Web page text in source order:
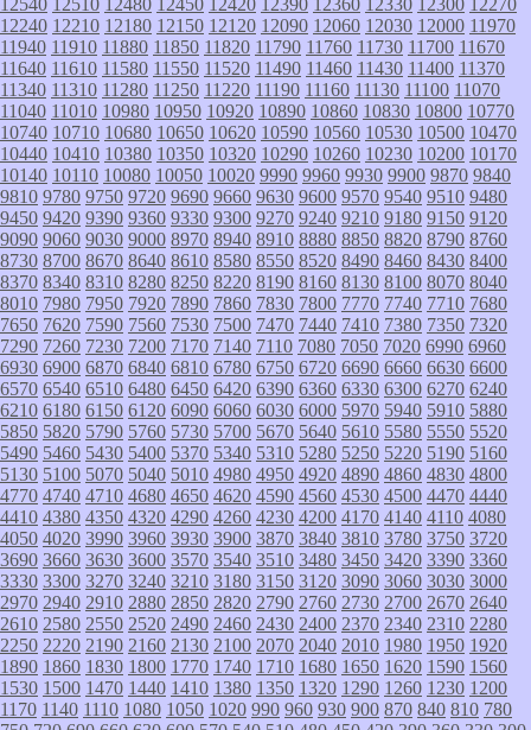
12540 12510 12480 12450 12420 12390 12360 12330 12300 12270
12240 12210 12180 12150 12120 12090 12060 12030 12000 11970
11940 11910 11880 11850 11820 11790 11760 11730 11700 11670
11640 11610 11580 11550 11520 11490 11460 11430 11400 11370
11340 11310 11280 11250 11220 11190 11160 11130 11100 11070
11040 11010 10980 10950 10920 10890 10860 10830 10800 10770
10740 10710 10680 10650 10620 10590 10560 10530 10500 10470
10440 10410 10380 10350 10320 10290 10260 10230 10200 10170
10140 10110 10080 10050 10020 9990 9960 9930 9900 9870 9840
9810 9780 9750 9720 9690 9660 9630 9600 9570 9540 9510 9480
9450 9420 9390 9360 9330 9300 9270 9240 9210 9180 9150 9120
9090 9060 9030 9000 8970 8940 8910 8880 8850 8820 8790 8760
8730 8700 8670 8640 8610 8580 8550 8520 8490 8460 8430 8400
8370 8340 8310 8280 8250 8220 8190 8160 8130 8100 8070 8040
8010 7980 7950 7920 7890 7860 7830 7800 7770 7740 7710 7680
7650 7620 7590 7560 7530 7500 7470 7440 7410 7380 7350 7320
7290 7260 7230 7200 7170 7140 7110 7080 7050 7020 6990 6960
6930 6900 6870 6840 6810 6780 6750 6720 6690 6660 6630 6600
6570 6540 6510 6480 6450 6420 6390 6360 6330 6300 6270 6240
6210 6180 6150 6120 6090 6060 6030 6000 5970 5940 5910 5880
5850 5820 5790 5760 5730 5700 5670 5640 5610 5580 5550 5520
5490 5460 5430 5400 5370 5340 5310 5280 5250 5220 5190 5160
5130 5100 5070 5040 5010 4980 4950 4920 4890 4860 4830 4800
4770 4740 4710 4680 4650 4620 4590 4560 4530 4500 4470 4440
4410 4380 4350 4320 4290 4260 4230 4200 4170 4140 4110 4080
4050 4020 3990 3960 3930 3900 3870 3840 3810 3780 3750 3720
3690 3660 3630 3600 3570 3540 3510 3480 3450 3420 3390 3360
3330 3300 3270 3240 3210 3180 3150 3120 3090 3060 3030 3000
2970 2940 2910 2880 2850 2820 2790 2760 2730 2700 2670 2640
2610 2580 2550 2520 2490 2460 2430 2400 2370 2340 2310 2280
2250 2220 2190 2160 2130 2100 2070 2040 2010 1980 1950 1920
1890 1860 1830 1800 1770 1740 1710 1680 1650 1620 1590 1560
1530 1500 1470 1440 1410 1380 1350 1320 1290 1260 1230 1200
1170 1140 1110 1080 1050 1020 990 960 930 900 870 840 810 780